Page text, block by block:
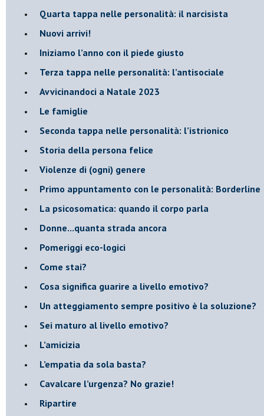
Quarta tappa nelle personalità: il narcisista
​Nuovi arrivi!
​Iniziamo l’anno con il piede giusto
​Terza tappa nelle personalità: l’antisociale
​Avvicinandoci a Natale 2023
Le famiglie
Seconda tappa nelle personalità: l’istrionico
​Storia della persona felice
Violenze di (ogni) genere
​Primo appuntamento con le personalità: Borderline
La psicosomatica: quando il corpo parla
Donne...quanta strada ancora
​Pomeriggi eco-logici
​Come stai?
Cosa significa guarire a livello emotivo?
​Un atteggiamento sempre positivo è la soluzione?
​Sei maturo al livello emotivo?
​L’amicizia
​L’empatia da sola basta?
​Cavalcare l’urgenza? No grazie!
Ripartire